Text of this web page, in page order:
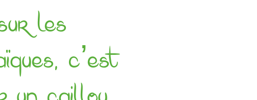
les
c’est